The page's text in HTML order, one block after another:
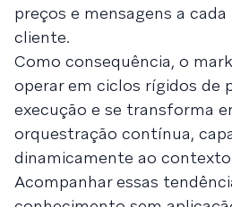
preços e mensagens a
cliente.
Como consequência, o
operar em ciclos rígidos de
execução e se transforma
orquestração contínua,
dinamicamente ao
Acompanhar essas